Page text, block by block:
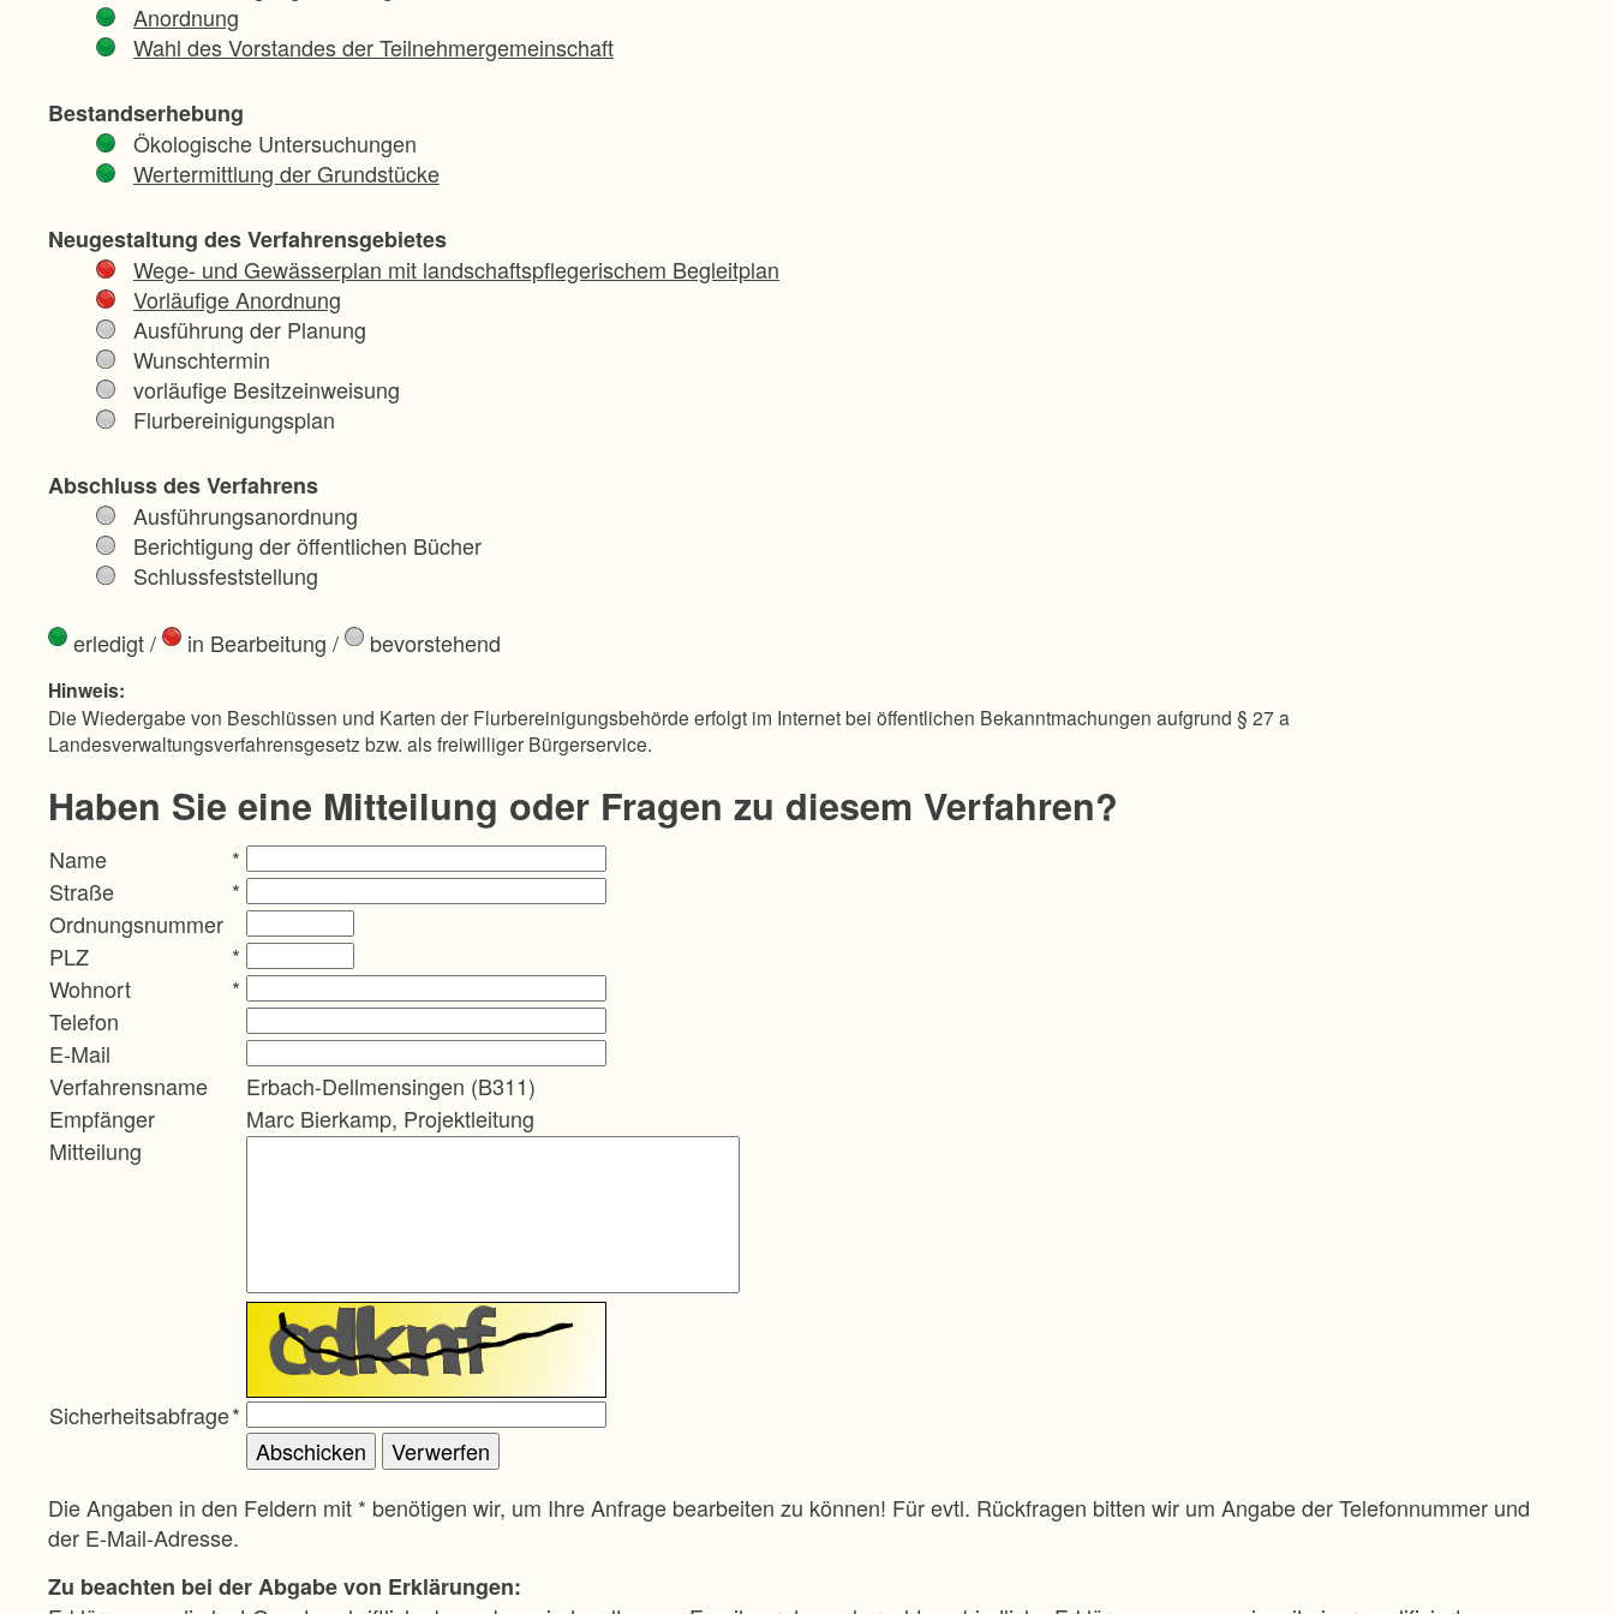
Anordnung
Wahl des Vorstandes der Teilnehmergemeinschaft
Bestandserhebung
Ökologische Untersuchungen
Wertermittlung der Grundstücke
Neugestaltung des Verfahrensgebietes
Wege- und Gewässerplan mit landschaftspflegerischem Begleitplan
Vorläufige Anordnung
Ausführung der Planung
Wunschtermin
vorläufige Besitzeinweisung
Flurbereinigungsplan
Abschluss des Verfahrens
Ausführungsanordnung
Berichtigung der öffentlichen Bücher
Schlussfeststellung
erledigt/ in Bearbeitung / bevorstehend
Hinweis:
Die Wiedergabe von Beschlüssen und Karten der Flurbereinigungsbehörde erfolgt im Internet bei öffentlichen Bekanntmachungen aufgrund § 27 a
Landesverwaltungsverfahrensgesetz bzw. als freiwilliger Bürgerservice.
Haben Sie eine Mitteilung oder Fragen zu diesem Verfahren?
Name
*
Straße
*
Ordnungsnummer
PLZ
*
Wohnort
*
Telefon
E-Mail
Verfahrensname
Erbach-Dellmensingen (B311)
Empfänger
Marc Bierkamp, Projektleitung
Mitteilung
Sicherheitsabfrage*
Die Angaben in den Feldern mit * benötigen wir, um Ihre Anfrage bearbeiten zu können! Für evtl. Rückfragen bitten wir um Angabe der Telefonnummer und
der E-Mail-Adresse.
Zu beachten bei der Abgabe von Erklärungen: